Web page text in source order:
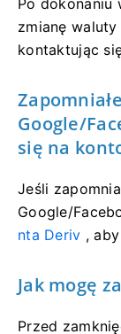
Po dokonaniu
zmianę
kontaktując
Google/
się na
Jeśli
Google/
nta Deriv ,
Jak mogę
Przed